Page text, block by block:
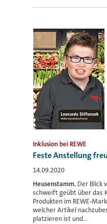
Inklusion bei REWE
Feste Anstellung
14.09.2020
Heusenstamm. Der Blick
schweift geübt über das
Produkten im REWE-
welcher Artikel
platzieren ist und...